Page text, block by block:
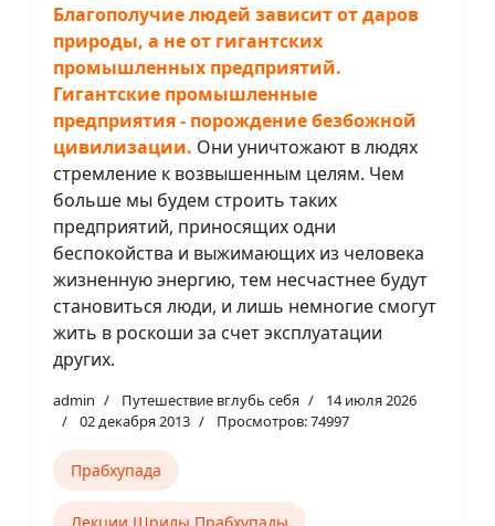
Благополучие людей зависит от даров
природы, а не от гигантских
промышленных предприятий.
Гигантские промышленные
предприятия - порождение безбожной
цивилизации. Они уничтожают в людях
стремление к возвышенным целям. Чем
больше мы будем строить таких
предприятий, приносящих одни
беспокойства и выжимающих из человека
жизненную энергию, тем несчастнее будут
становиться люди, и лишь немногие смогут
жить в роскоши за счет эксплуатации
других.
admin Путешествие вглубь себя
14 июля 2026
02 декабря 2013
Просмотров: 74997
Прабхупада